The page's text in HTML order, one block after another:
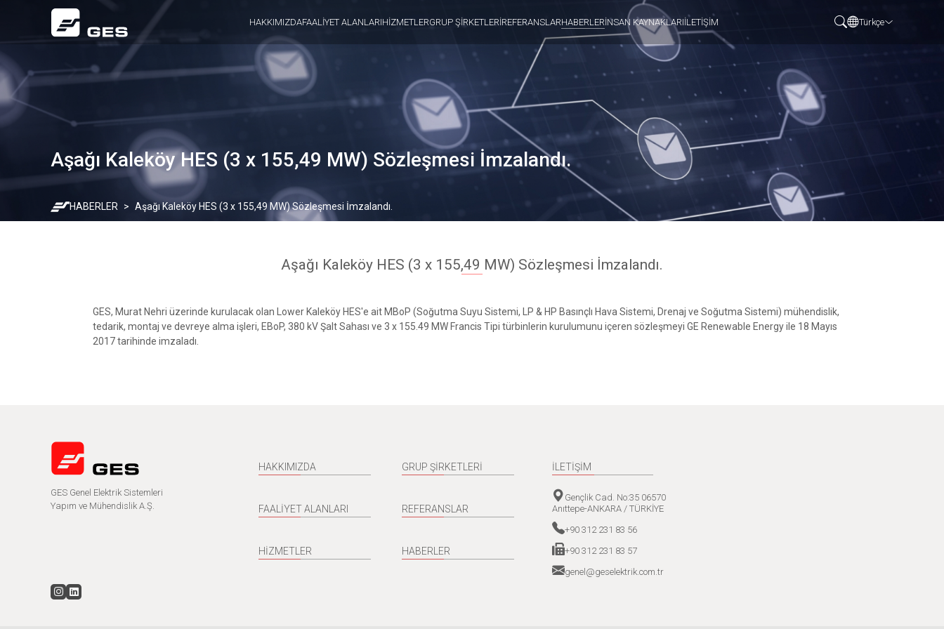
HAKKIMIZDAFAALİYET ALANLARIHİZMETLERGRUP ŞİRKETLERİREFERANSLARHABERLERİNSAN KAYNAKLARIİLETİŞİM Türkçe
Aşağı Kaleköy HES (3 x 155,49 MW) Sözleşmesi İmzalandı.
HABERLER Aşağı Kaleköy HES (3 x 155,49 MW) Sözleşmesi İmzalandı.
Aşağı Kaleköy HES (3 x 155,49 MW) Sözleşmesi İmzalandı.
GES, Murat Nehri üzerinde kurulacak olan Lower Kaleköy HES'e ait MBoP (Soğutma Suyu Sistemi, LP & HP Basınçlı Hava Sistemi, Drenaj ve Soğutma Sistemi) mühendislik,
tedarik, montaj ve devreye alma işleri, EBoP, 380 kV Şalt Sahası ve 3 x 155.49 MW Francis Tipi türbinlerin kurulumunu içeren sözleşmeyi GE Renewable Energy ile 18 Mayıs
2017 tarihinde imzaladı.
GES Genel Elektrik Sistemleri
Yapım ve Mühendislik A.Ş.
HAKKIMIZDA
FAALİYET ALANLARI
HİZMETLER
GRUP ŞİRKETLERİ
REFERANSLAR
HABERLER
İLETİŞİM
Gençlik Cad. No:35 06570
Anıttepe-ANKARA / TÜRKİYE
+90 312 231 83 56
+90 312 231 83 57
genel@geselektrik.com.tr